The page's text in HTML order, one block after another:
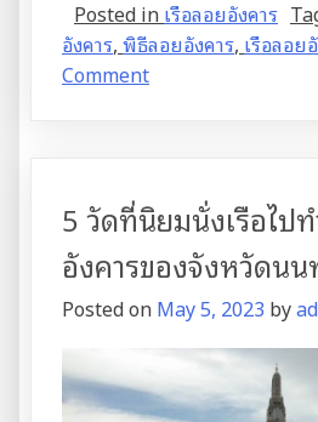
Posted inเรือลอยอังคาร
อังคาร,พิธีลอยอังคาร, เรือลอย
Commenton
พาหนะ
สุดท้าย
แห่ง
สัมปรายภพ
5 วัดที่นิยมนั่งเรือไป
อังคารของจังหวัดน
Posted onMay 5, 2023 by